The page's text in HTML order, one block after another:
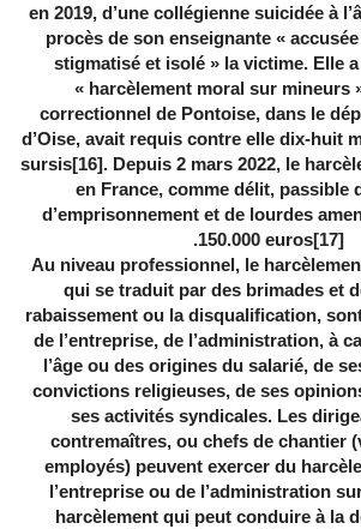
en 2019, d’une collégienne suicidée à
procès de son enseignante «
stigmatisé et isolé » la victime. Elle
« harcèlement moral sur mineurs
correctionnel de Pontoise, dans le
d’Oise, avait requis contre elle dix-huit
sursis[16]. Depuis 2 mars 2022, le
en France, comme délit, passible
d’emprisonnement et de lourdes
150.000 euros[17]
.
-Au niveau professionnel, le
qui se traduit par des brimades et
rabaissement ou la disqualification,
de l’entreprise, de l’administration, à
l’âge ou des origines du salarié, de
convictions religieuses, de ses
ses activités syndicales. Les
contremaîtres, ou chefs de chantier
employés) peuvent exercer du
l’entreprise ou de l’administration
harcèlement qui peut conduire à la